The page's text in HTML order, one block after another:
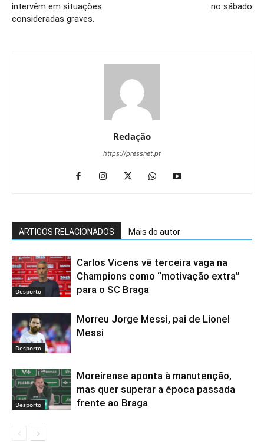
intervêm em situações
consideradas graves.
no sábado
Redação
https://pressnet.pt
ARTIGOS RELACIONADOS Mais do autor
Desporto
Carlos Vicens vê terceira vaga na
Champions como “motivação extra”
para o SC Braga
Desporto
Morreu Jorge Messi, pai de Lionel
Messi
Desporto
Moreirense aponta à manutenção,
mas quer superar a época passada
frente ao Braga